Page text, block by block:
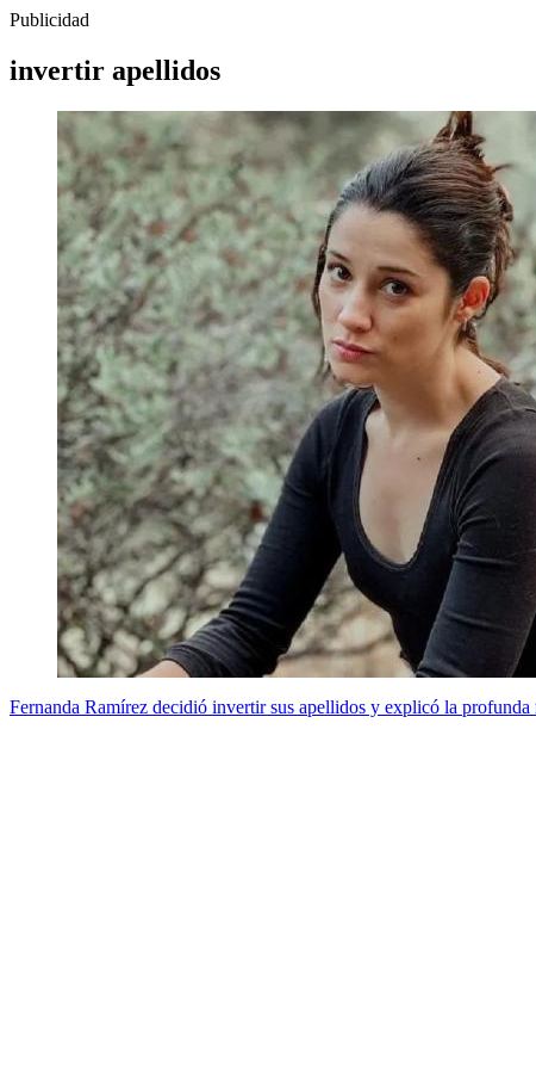
Publicidad
invertir apellidos
Fernanda Ramírez decidió invertir sus apellidos y explicó la profunda